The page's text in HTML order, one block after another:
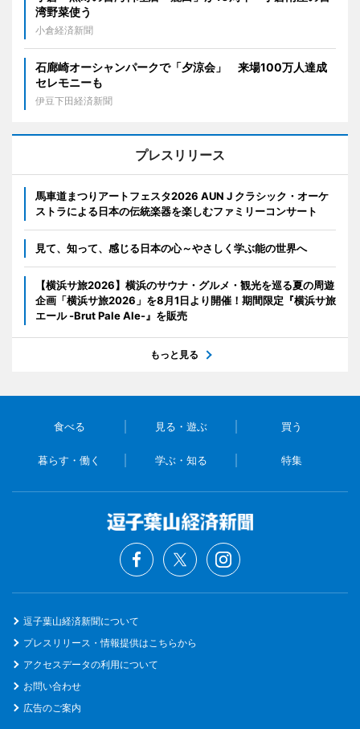
湾野菜使う
小倉経済新聞
石廊崎オーシャンパークで「夕涼会」 来場100万人達成
セレモニーも
伊豆下田経済新聞
プレスリリース
馬車道まつりアートフェスタ2026 AUN J クラシック・オーケ
ストラによる日本の伝統楽器を楽しむファミリーコンサート
見て、知って、感じる日本の心～やさしく学ぶ能の世界へ
【横浜サ旅2026】横浜のサウナ・グルメ・観光を巡る夏の周遊
企画「横浜サ旅2026」を8月1日より開催！期間限定『横浜サ旅
エール -Brut Pale Ale-』を販売
もっと見る
食べる 見る・遊ぶ 買う
暮らす・働く 学ぶ・知る 特集
逗子葉山経済新聞について
プレスリリース・情報提供はこちらから
アクセスデータの利用について
お問い合わせ
広告のご案内